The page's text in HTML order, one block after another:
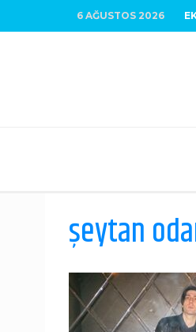
6 AĞUSTOS 2026
şeytan